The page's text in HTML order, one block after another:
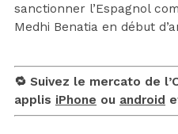
sanctionner l’Espagnol
Medhi Benatia en début
🔁 Suivez le mercato de
applis iPhone ou android